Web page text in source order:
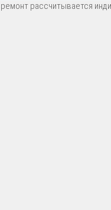
рассчитывается